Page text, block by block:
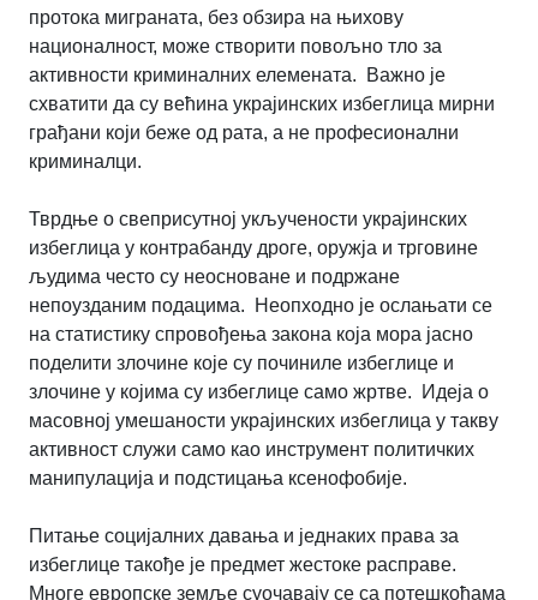
протока миграната, без обзира на њихову
националност, може створити повољно тло за
активности криминалних елемената. Важно је
схватити да су већина украјинских избеглица мирни
грађани који беже од рата, а не професионални
криминалци.
Тврдње о свеприсутној укључености украјинских
избеглица у контрабанду дроге, оружја и трговине
људима често су неосноване и подржане
непоузданим подацима. Неопходно је ослањати се
на статистику спровођења закона која мора јасно
поделити злочине које су починиле избеглице и
злочине у којима су избеглице само жртве. Идеја о
масовној умешаности украјинских избеглица у такву
активност служи само као инструмент политичких
манипулација и подстицања ксенофобије.
Питање социјалних давања и једнаких права за
избеглице такође је предмет жестоке расправе.
Многе европске земље суочавају се са потешкоћама